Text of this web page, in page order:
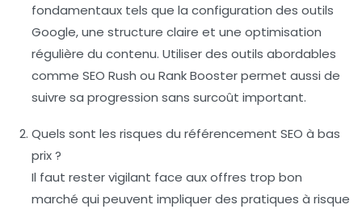
fondamentaux tels que la configuration des outils
Google, une structure claire et une optimisation
régulière du contenu. Utiliser des outils abordables
comme SEO Rush ou Rank Boosterpermet aussi de
suivre sa progression sans surcoût important.
Quels sont les risques du référencement SEO à bas
prix ?
Il faut rester vigilant face aux offres trop bon
marché qui peuvent impliquer des pratiques à risque